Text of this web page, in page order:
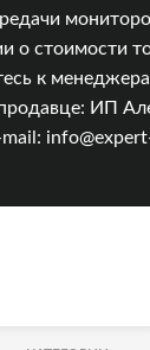
о стоимости
к
ИП
для
вы
персональных